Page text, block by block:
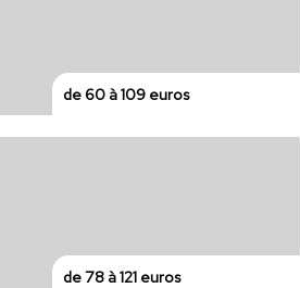
de 60 à 109 euros
de 78 à 121 euros